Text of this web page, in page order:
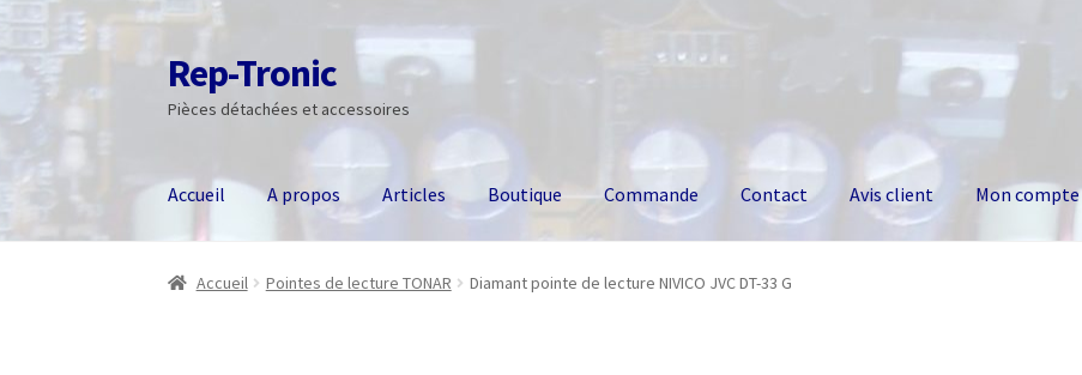
Aller
à
la
Aller
au
contenu
Rep-Tronic
Pièces détachées et accessoires
Accueil A propos Articles Boutique Commande Contact Avis client Mon compte
Accueil Pointes de lecture TONAR Diamant pointe de lecture NIVICO JVC DT-33 G